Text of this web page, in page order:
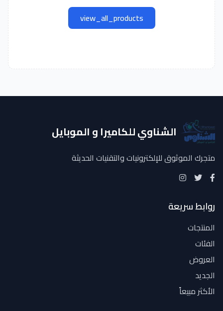
view_all_products
الشناوي للكاميرا و الموبايل
متجرك الموثوق للإلكترونيات والتقنيات الحديثة
روابط سريعة
المنتجات
الفئات
العروض
الجديد
الأكثر مبيعاً